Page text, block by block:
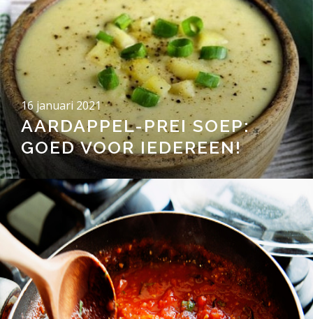
16 januari 2021
AARDAPPEL-PREI SOEP:
GOED VOOR IEDEREEN!